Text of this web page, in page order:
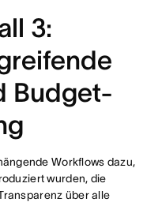
3:
Budget-
Workflows dazu,
wurden, die
über alle